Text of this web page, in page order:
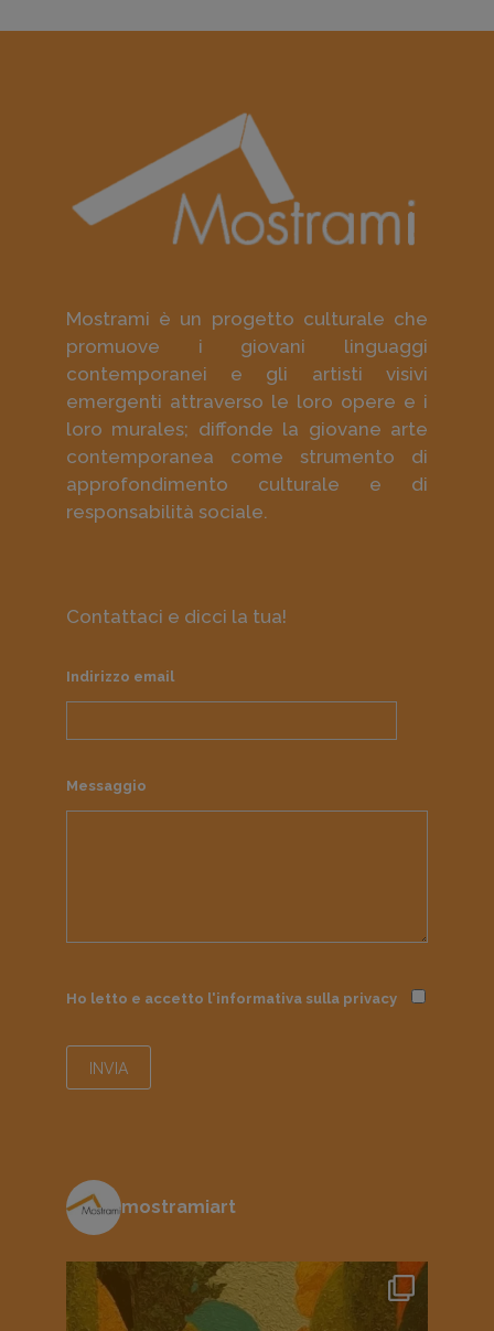
Mostrami è un progetto culturale che
promuove i giovani linguaggi
contemporanei e gli artisti visivi
emergenti attraverso le loro opere e i
loro murales; diffonde la giovane arte
contemporanea come strumento di
approfondimento culturale e di
responsabilità sociale.
Contattaci e dicci la tua!
Indirizzo email
Messaggio
Ho letto e accetto l'informativa sulla privacy
mostramiart